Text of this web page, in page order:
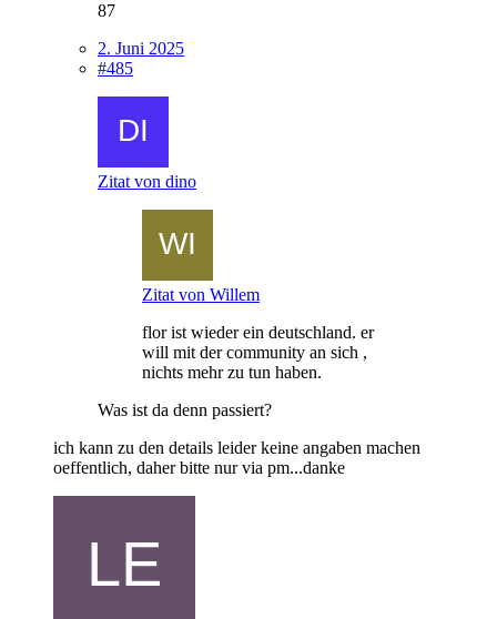
87
2. Juni 2025
#485
Zitat von dino
Zitat von Willem
flor ist wieder ein deutschland. er
will mit der community an sich ,
nichts mehr zu tun haben.
Was ist da denn passiert?
ich kann zu den details leider keine angaben machen
oeffentlich, daher bitte nur via pm...danke